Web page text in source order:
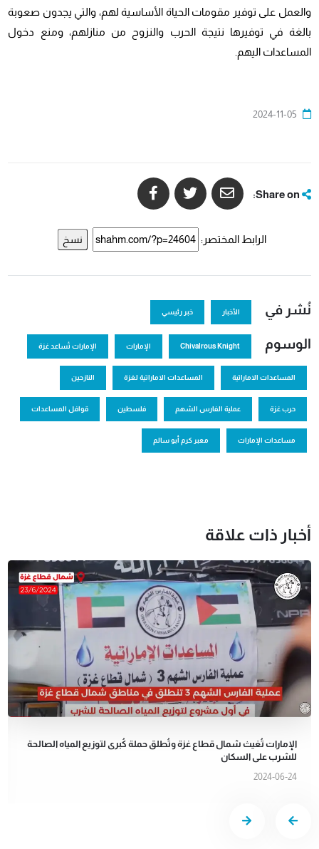
والعمل على توفير مقومات الحياة الأساسية لهم، والتي يجدون صعوبة
بالغة في توفيرها نتيجة الحرب والنزوح من منازلهم، ومنع دخول
المساعدات اليهم.
2024-11-05
الرابط المختصر: نسخ
نُشر في الأخبار خبر رئيسي
الوسوم Chivalrous Knight الإمارات الإمارات تُساعد غزة
المساعدات الاماراتية المساعدات الاماراتية لغزة النازحين
حرب غزة عملية الفارس الشهم فلسطين قوافل المساعدات
مساعدات الإمارات معبر كرم أبو سالم
أخبار ذات علاقة
الإمارات تُغيث شمال قطاع غزة وتُطلق حملة كُبرى لتوزيع المياه الصالحة
للشرب على السكان
2024-06-24